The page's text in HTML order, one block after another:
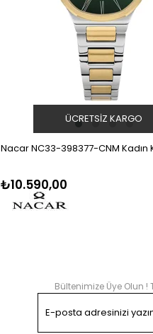
Nacar NC33-398377-CNM Kadın
₺10.590,00
ÜCRETSIZ KARGO
Bültenimize Üye Olun